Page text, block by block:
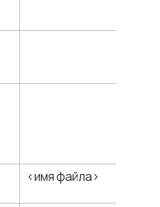
<​имя файла​>